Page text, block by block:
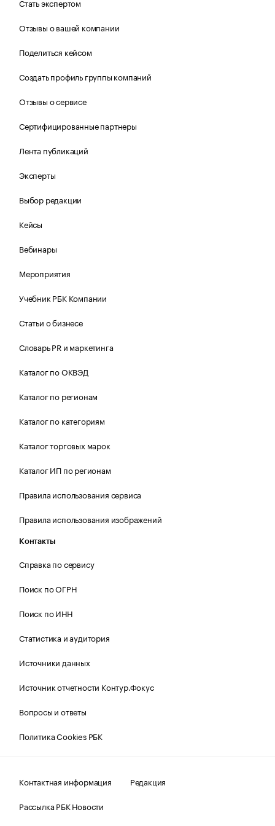
Стать экспертом
Отзывы о вашей компании
Поделиться кейсом
Создать профиль группы компаний
Отзывы о сервисе
Сертифицированные партнеры
Лента публикаций
Эксперты
Выбор редакции
Кейсы
Вебинары
Мероприятия
Учебник РБК Компании
Статьи о бизнесе
Словарь PR и маркетинга
Каталог по ОКВЭД
Каталог по регионам
Каталог по категориям
Каталог торговых марок
Каталог ИП по регионам
Правила использования сервиса
Правила использования изображений
Контакты
Справка по сервису
Поиск по ОГРН
Поиск по ИНН
Статистика и аудитория
Источники данных
Источник отчетности Контур.Фокус
Вопросы и ответы
Политика Cookies РБК
Контактная информация
Редакция
Рассылка РБК Новости